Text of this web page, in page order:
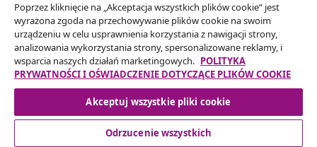
vidaXL
Odkryj więcej
Poprzez kliknięcie na „Akceptacja wszystkich plików cookie” jest
wyrażona zgoda na przechowywanie plików cookie na swoim
urządzeniu w celu usprawnienia korzystania z nawigacji strony,
analizowania wykorzystania strony, spersonalizowane reklamy, i
wsparcia naszych działań marketingowych. POLITYKA
PRYWATNOŚCI I OŚWIADCZENIE DOTYCZĄCE PLIKÓW COOKIE
Akceptuj wszystkie pliki cookie
Odrzucenie wszystkich